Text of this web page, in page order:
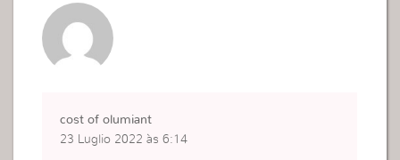
cost of olumiant
23 Luglio 2022 às 6:14